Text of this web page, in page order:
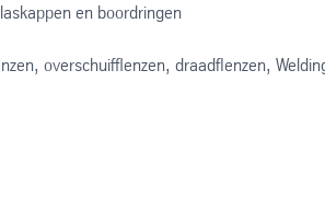
en boordringen
overschuifflenzen, draadflenzen,